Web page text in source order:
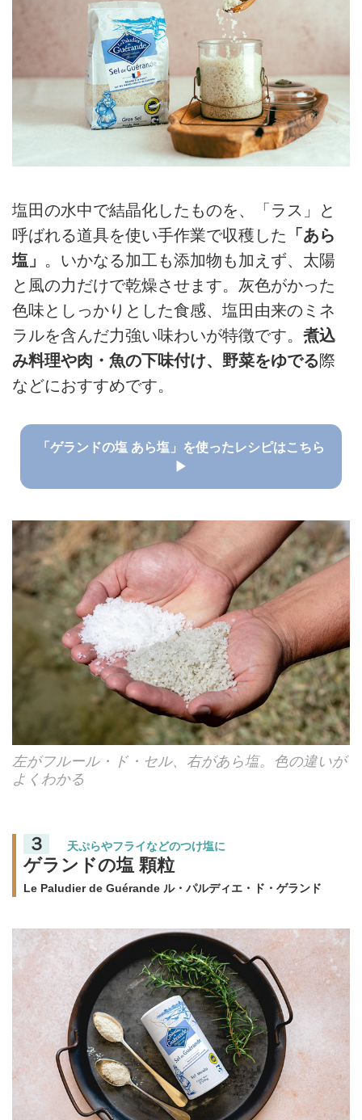
塩田の水中で結晶化したものを、「ラス」と
呼ばれる道具を使い手作業で収穫した 「あら
塩」 。いかなる加工も添加物も加えず、太陽
と風の力だけで乾燥させます。灰色がかった
色味としっかりとした食感、塩田由来のミネ
ラルを含んだ力強い味わいが特徴です。 煮込
み料理や肉・魚の下味付け、野菜をゆでる際
などにおすすめです。
「ゲランドの塩 あら塩」を使ったレシピはこちら
▶
左がフルール・ド・セル、右があら塩。色の違いが
よくわかる
３ 天ぷらやフライなどのつけ塩に
ゲランドの塩 顆粒
Le Paludier de Guérande ル・パルディエ・ド・ゲランド